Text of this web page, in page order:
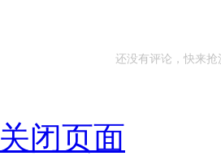
还没有评论，快来抢
关闭页面